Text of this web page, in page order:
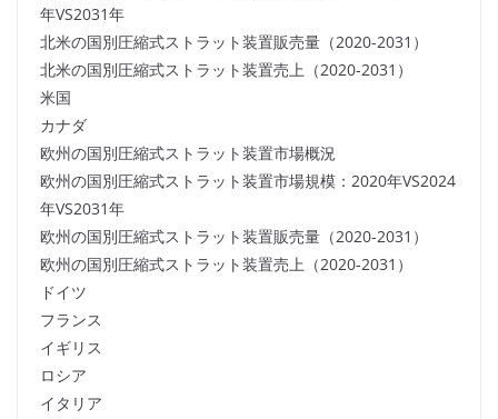
年VS2031年
北米の国別圧縮式ストラット装置販売量（2020-2031）
北米の国別圧縮式ストラット装置売上（2020-2031）
米国
カナダ
欧州の国別圧縮式ストラット装置市場概況
欧州の国別圧縮式ストラット装置市場規模：2020年VS2024
年VS2031年
欧州の国別圧縮式ストラット装置販売量（2020-2031）
欧州の国別圧縮式ストラット装置売上（2020-2031）
ドイツ
フランス
イギリス
ロシア
イタリア